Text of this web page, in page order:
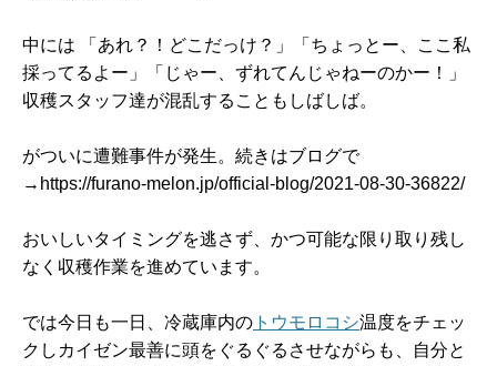
中には 「あれ？！どこだっけ？」「ちょっとー、ここ私
採ってるよー」「じゃー、ずれてんじゃねーのかー！」
収穫スタッフ達が混乱することもしばしば。
がついに遭難事件が発生。続きはブログで
→https://furano-melon.jp/official-blog/2021-08-30-36822/
おいしいタイミングを逃さず、かつ可能な限り取り残し
なく収穫作業を進めています。
では今日も一日、冷蔵庫内の トウモロコシ温度をチェッ
クしカイゼン最善に頭をぐるぐるさせながらも、自分と